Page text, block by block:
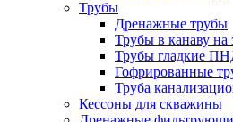
Трубы
Дренажные трубы
Трубы в канаву на
Трубы гладкие
Гофрированные
Труба
Кессоны для скважины